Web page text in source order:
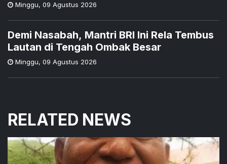
Minggu, 09 Agustus 2026
Demi Nasabah, Mantri BRI Ini Rela Tembus
Lautan di Tengah Ombak Besar
Minggu, 09 Agustus 2026
RELATED NEWS